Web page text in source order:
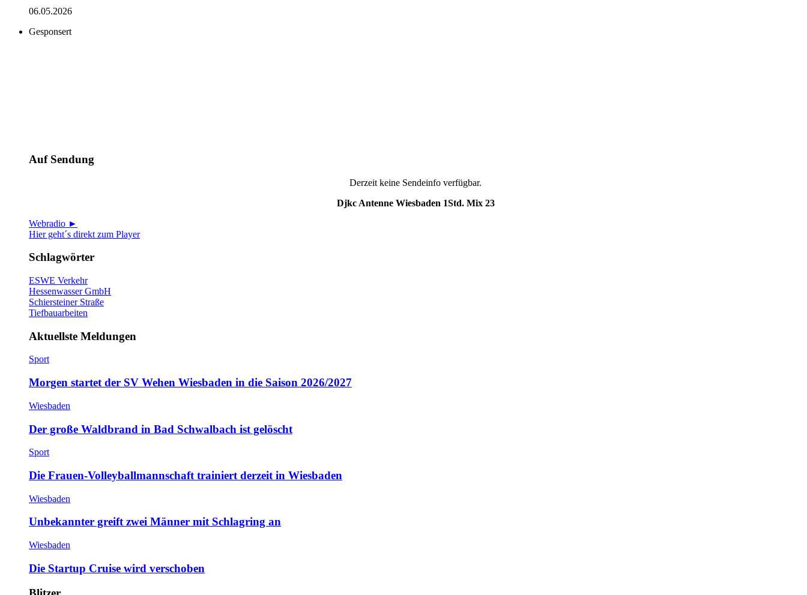
06.05.2026
Gesponsert
Auf Sendung
Derzeit keine Sendeinfo verfügbar.
Djkc Antenne Wiesbaden 1Std. Mix 23
Webradio ►
Hier geht´s direkt zum Player
Schlagwörter
ESWE Verkehr
Hessenwasser GmbH
Schiersteiner Straße
Tiefbauarbeiten
Aktuellste Meldungen
Sport
Morgen startet der SV Wehen Wiesbaden in die Saison 2026/2027
Wiesbaden
Der große Waldbrand in Bad Schwalbach ist gelöscht
Sport
Die Frauen-Volleyballmannschaft trainiert derzeit in Wiesbaden
Wiesbaden
Unbekannter greift zwei Männer mit Schlagring an
Wiesbaden
Die Startup Cruise wird verschoben